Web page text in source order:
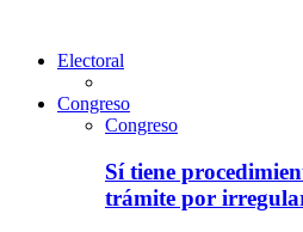
Electoral
Congreso
Congreso
Sí tiene
trámite por